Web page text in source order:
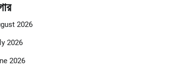
2026
2026
2026